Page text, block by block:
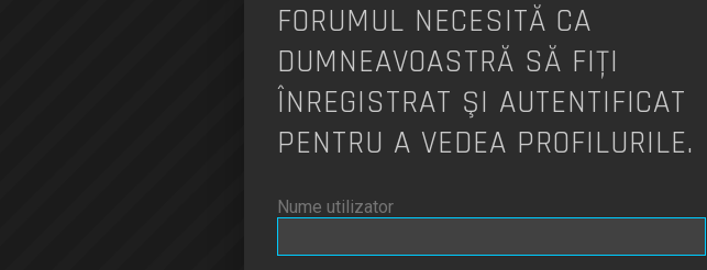
FORUMUL NECESITĂ CA
DUMNEAVOASTRĂ SĂ FIŢI
ÎNREGISTRAT ŞI AUTENTIFICAT
PENTRU A VEDEA PROFILURILE.
Nume utilizator